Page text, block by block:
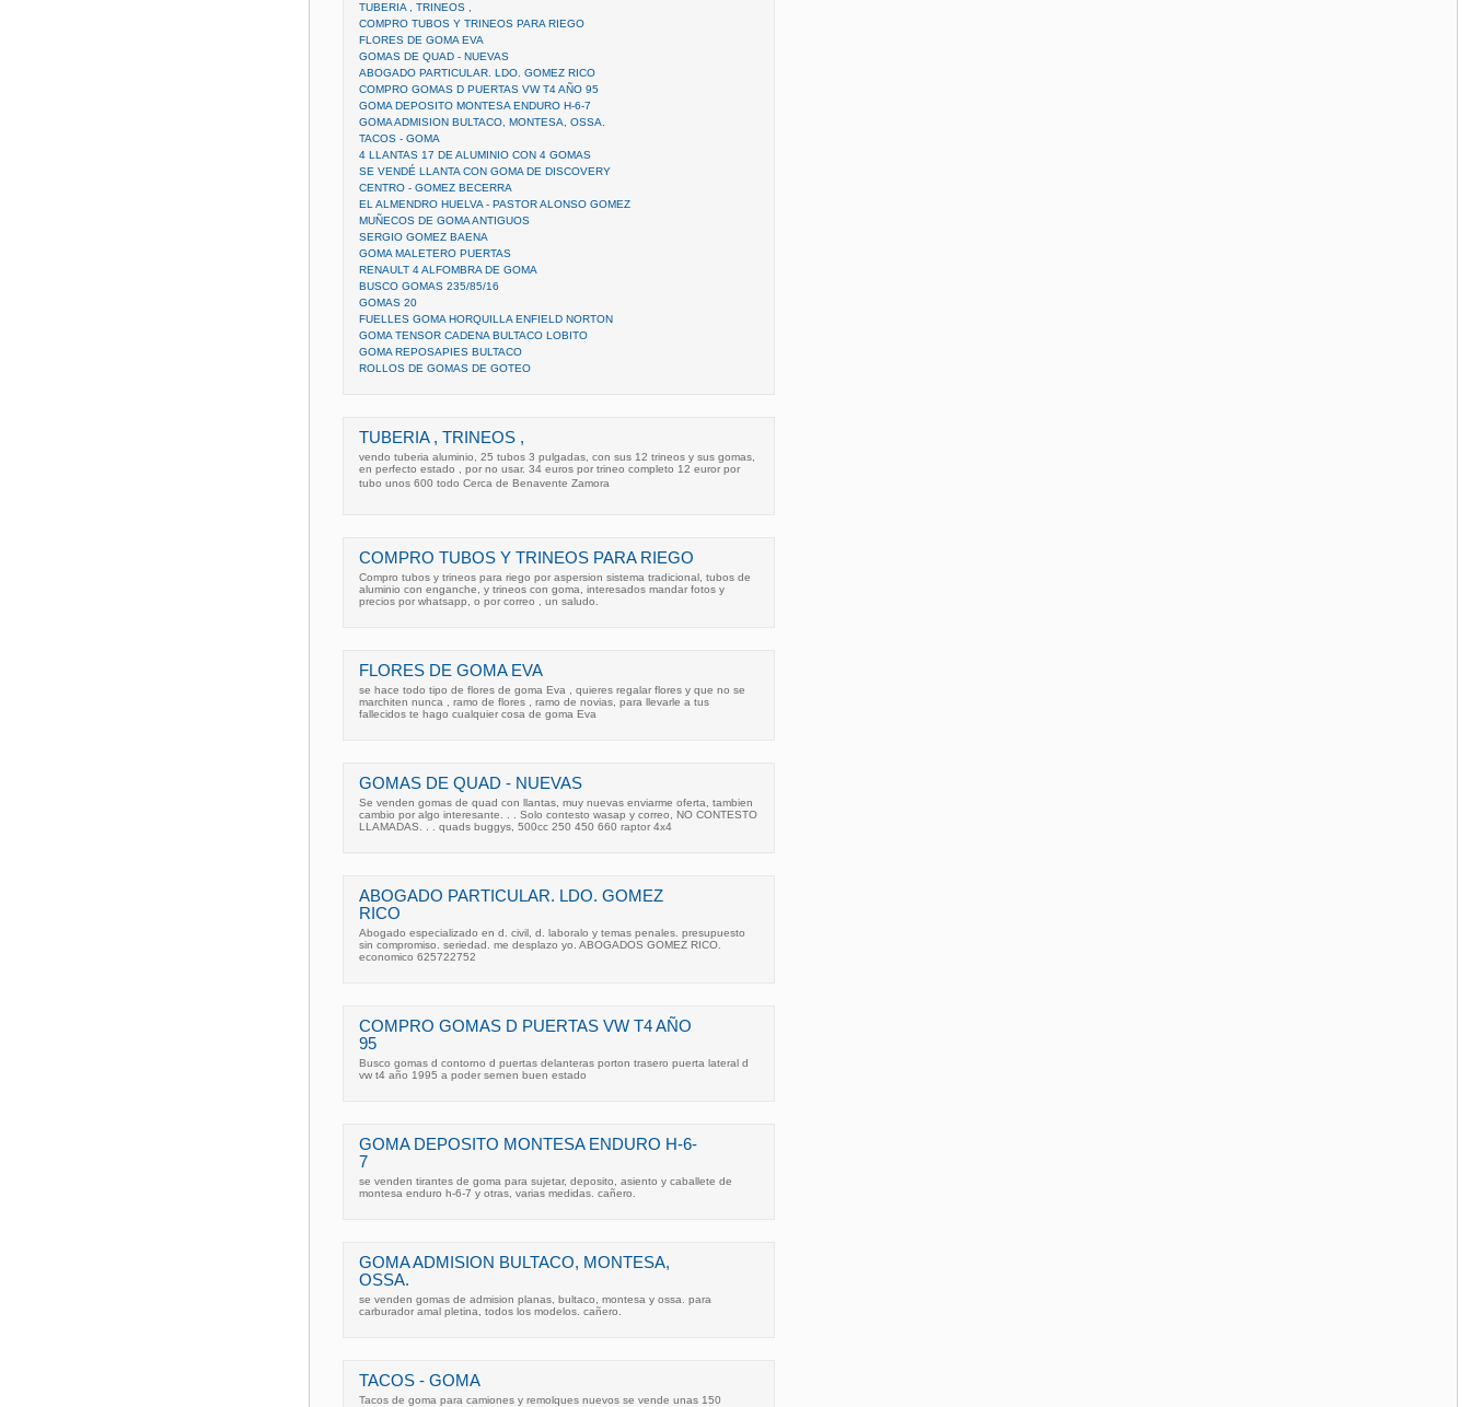
TUBERIA , TRINEOS ,
COMPRO TUBOS Y TRINEOS PARA RIEGO
FLORES DE GOMA EVA
GOMAS DE QUAD - NUEVAS
ABOGADO PARTICULAR. LDO. GOMEZ RICO
COMPRO GOMAS D PUERTAS VW T4 AÑO 95
GOMA DEPOSITO MONTESA ENDURO H-6-7
GOMA ADMISION BULTACO, MONTESA, OSSA.
TACOS - GOMA
4 LLANTAS 17 DE ALUMINIO CON 4 GOMAS
SE VENDÉ LLANTA CON GOMA DE DISCOVERY
CENTRO - GOMEZ BECERRA
EL ALMENDRO HUELVA - PASTOR ALONSO GOMEZ
MUÑECOS DE GOMA ANTIGUOS
SERGIO GOMEZ BAENA
GOMA MALETERO PUERTAS
RENAULT 4 ALFOMBRA DE GOMA
BUSCO GOMAS 235/85/16
GOMAS 20
FUELLES GOMA HORQUILLA ENFIELD NORTON
GOMA TENSOR CADENA BULTACO LOBITO
GOMA REPOSAPIES BULTACO
ROLLOS DE GOMAS DE GOTEO
TUBERIA , TRINEOS ,
vendo tuberia aluminio, 25 tubos 3 pulgadas, con sus 12 trineos y sus gomas,
en perfecto estado , por no usar. 34 euros por trineo completo 12 euror por
tubo unos 600 todo Cerca de Benavente Zamora
COMPRO TUBOS Y TRINEOS PARA RIEGO
Compro tubos y trineos para riego por aspersion sistema tradicional, tubos de
aluminio con enganche, y trineos con goma, interesados mandar fotos y
precios por whatsapp, o por correo , un saludo.
FLORES DE GOMA EVA
se hace todo tipo de flores de goma Eva , quieres regalar flores y que no se
marchiten nunca , ramo de flores , ramo de novias, para llevarle a tus
fallecidos te hago cualquier cosa de goma Eva
GOMAS DE QUAD - NUEVAS
Se venden gomas de quad con llantas, muy nuevas enviarme oferta, tambien
cambio por algo interesante. . . Solo contesto wasap y correo, NO CONTESTO
LLAMADAS. . . quads buggys, 500cc 250 450 660 raptor 4x4
ABOGADO PARTICULAR. LDO. GOMEZ
RICO
Abogado especializado en d. civil, d. laboralo y temas penales. presupuesto
sin compromiso. seriedad. me desplazo yo. ABOGADOS GOMEZ RICO.
economico 625722752
COMPRO GOMAS D PUERTAS VW T4 AÑO
95
Busco gomas d contorno d puertas delanteras porton trasero puerta lateral d
vw t4 año 1995 a poder sernen buen estado
GOMA DEPOSITO MONTESA ENDURO H-6-
7
se venden tirantes de goma para sujetar, deposito, asiento y caballete de
montesa enduro h-6-7 y otras, varias medidas. cañero.
GOMA ADMISION BULTACO, MONTESA,
OSSA.
se venden gomas de admision planas, bultaco, montesa y ossa. para
carburador amal pletina, todos los modelos. cañero.
TACOS - GOMA
Tacos de goma para camiones y remolques nuevos se vende unas 150